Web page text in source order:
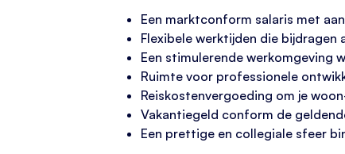
Een marktconform salaris met
Flexibele werktijden die bijdragen
Een stimulerende werkomgeving
Ruimte voor professionele
Reiskostenvergoeding om je
Vakantiegeld conform de
Een prettige en collegiale sfeer